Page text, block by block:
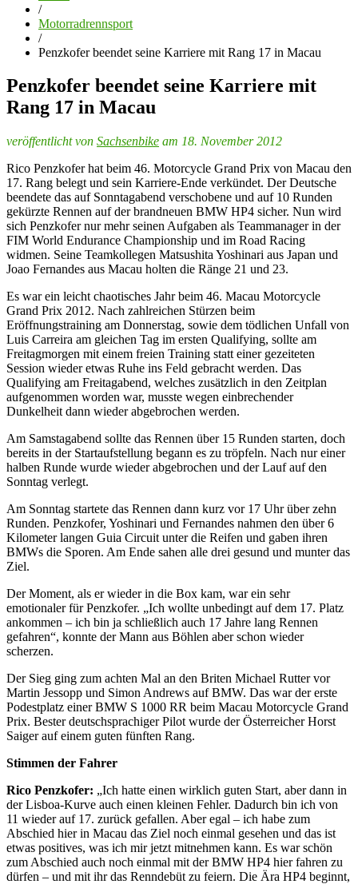
/
Motorradrennsport
/
Penzkofer beendet seine Karriere mit Rang 17 in Macau
Penzkofer beendet seine Karriere mit
Rang 17 in Macau
veröffentlicht von Sachsenbike am 18. November 2012
Rico Penzkofer hat beim 46. Motorcycle Grand Prix von Macau den
17. Rang belegt und sein Karriere-Ende verkündet. Der Deutsche
beendete das auf Sonntagabend verschobene und auf 10 Runden
gekürzte Rennen auf der brandneuen BMW HP4 sicher. Nun wird
sich Penzkofer nur mehr seinen Aufgaben als Teammanager in der
FIM World Endurance Championship und im Road Racing
widmen. Seine Teamkollegen Matsushita Yoshinari aus Japan und
Joao Fernandes aus Macau holten die Ränge 21 und 23.
Es war ein leicht chaotisches Jahr beim 46. Macau Motorcycle
Grand Prix 2012. Nach zahlreichen Stürzen beim
Eröffnungstraining am Donnerstag, sowie dem tödlichen Unfall von
Luis Carreira am gleichen Tag im ersten Qualifying, sollte am
Freitagmorgen mit einem freien Training statt einer gezeiteten
Session wieder etwas Ruhe ins Feld gebracht werden. Das
Qualifying am Freitagabend, welches zusätzlich in den Zeitplan
aufgenommen worden war, musste wegen einbrechender
Dunkelheit dann wieder abgebrochen werden.
Am Samstagabend sollte das Rennen über 15 Runden starten, doch
bereits in der Startaufstellung begann es zu tröpfeln. Nach nur einer
halben Runde wurde wieder abgebrochen und der Lauf auf den
Sonntag verlegt.
Am Sonntag startete das Rennen dann kurz vor 17 Uhr über zehn
Runden. Penzkofer, Yoshinari und Fernandes nahmen den über 6
Kilometer langen Guia Circuit unter die Reifen und gaben ihren
BMWs die Sporen. Am Ende sahen alle drei gesund und munter das
Ziel.
Der Moment, als er wieder in die Box kam, war ein sehr
emotionaler für Penzkofer. „Ich wollte unbedingt auf dem 17. Platz
ankommen – ich bin ja schließlich auch 17 Jahre lang Rennen
gefahren“, konnte der Mann aus Böhlen aber schon wieder
scherzen.
Der Sieg ging zum achten Mal an den Briten Michael Rutter vor
Martin Jessopp und Simon Andrews auf BMW. Das war der erste
Podestplatz einer BMW S 1000 RR beim Macau Motorcycle Grand
Prix. Bester deutschsprachiger Pilot wurde der Österreicher Horst
Saiger auf einem guten fünften Rang.
Stimmen der Fahrer
Rico Penzkofer: „Ich hatte einen wirklich guten Start, aber dann in
der Lisboa-Kurve auch einen kleinen Fehler. Dadurch bin ich von
11 wieder auf 17. zurück gefallen. Aber egal – ich habe zum
Abschied hier in Macau das Ziel noch einmal gesehen und das ist
etwas positives, was ich mir jetzt mitnehmen kann. Es war schön
zum Abschied auch noch einmal mit der BMW HP4 hier fahren zu
dürfen – und mit ihr das Renndebüt zu feiern. Die Ära HP4 beginnt,